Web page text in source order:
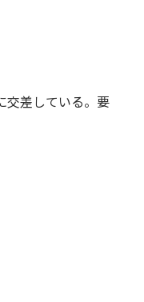
交差している。要